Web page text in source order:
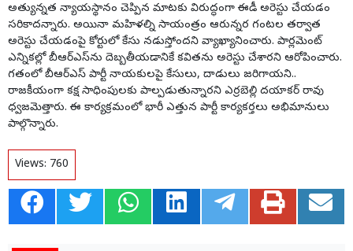
అత్యున్నత న్యాయస్థానం చెప్పిన మాటకు విరుద్ధంగా ఈడీ అరెస్టు చేయడం
సరికాదన్నారు. అయినా మహిళల్ని సాయంత్రం ఆరున్నర గంటల తర్వాత
అరెస్టు చేయడంపై కోర్టులో కేసు నడుస్తోందని వ్యాఖ్యానించారు. పార్లమెంట్
ఎన్నికల్లో బీఆర్ఎస్‌ను దెబ్బతీయడానికే కవితను అరెస్టు చేశారని ఆరోపించారు.
గతంలో బీఆర్ఎస్ పార్టీ నాయకులపై కేసులు, దాడులు జరిగాయని..
రాజకీయంగా కక్ష సాధింపులకు పాల్పడుతున్నారని ఎర్రబెల్లి దయాకర్ రావు
ధ్వజమెత్తారు. ఈ కార్యక్రమంలో భారీ ఎత్తున పార్టీ కార్యకర్తలు అభిమానులు
పాల్గొన్నారు.
Views: 760